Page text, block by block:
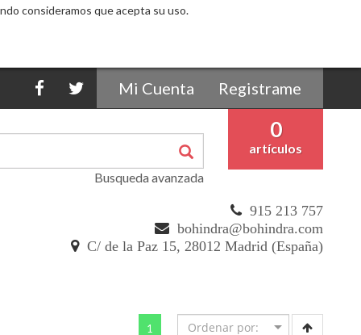
consideramos que acepta su uso.
Mi Cuenta Registrame
0
artículos
Busqueda avanzada
915 213 757
bohindra@bohindra.com
C/ de la Paz 15, 28012 Madrid (España)
1 (current)